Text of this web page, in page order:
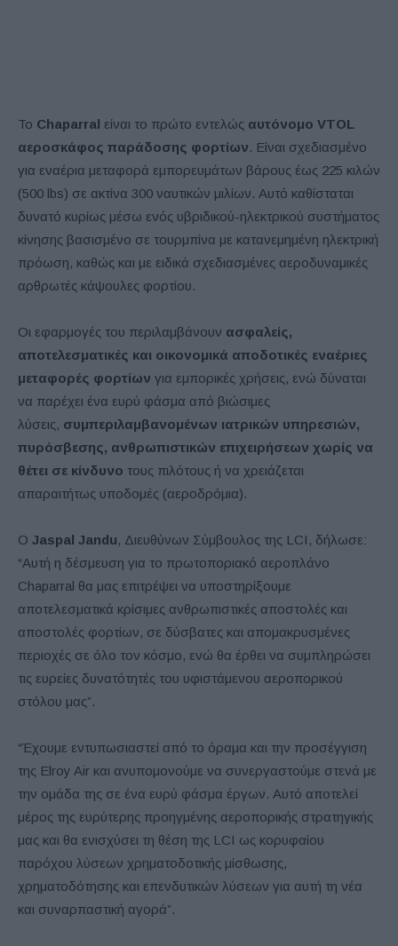
Το Chaparral είναι το πρώτο εντελώς αυτόνομο VTOL
αεροσκάφος παράδοσης φορτίων. Είναι σχεδιασμένο
για εναέρια μεταφορά εμπορευμάτων βάρους έως 225 κιλών
(500 lbs) σε ακτίνα 300 ναυτικών μιλίων. Αυτό καθίσταται
δυνατό κυρίως μέσω ενός υβριδικού-ηλεκτρικού συστήματος
κίνησης βασισμένο σε τουρμπίνα με κατανεμημένη ηλεκτρική
πρόωση, καθώς και με ειδικά σχεδιασμένες αεροδυναμικές
αρθρωτές κάψουλες φορτίου.
Οι εφαρμογές του περιλαμβάνουν ασφαλείς,
αποτελεσματικές και οικονομικά αποδοτικές εναέριες
μεταφορές φορτίων για εμπορικές χρήσεις, ενώ δύναται
να παρέχει ένα ευρύ φάσμα από βιώσιμες
λύσεις, συμπεριλαμβανομένων ιατρικών υπηρεσιών,
πυρόσβεσης, ανθρωπιστικών επιχειρήσεων χωρίς να
θέτει σε κίνδυνο τους πιλότους ή να χρειάζεται
απαραιτήτως υποδομές (αεροδρόμια).
Ο Jaspal Jandu, Διευθύνων Σύμβουλος της LCI, δήλωσε:
“Αυτή η δέσμευση για το πρωτοποριακό αεροπλάνο
Chaparral θα μας επιτρέψει να υποστηρίξουμε
αποτελεσματικά κρίσιμες ανθρωπιστικές αποστολές και
αποστολές φορτίων, σε δύσβατες και απομακρυσμένες
περιοχές σε όλο τον κόσμο, ενώ θα έρθει να συμπληρώσει
τις ευρείες δυνατότητές του υφιστάμενου αεροπορικού
στόλου μας”.
“Έχουμε εντυπωσιαστεί από το όραμα και την προσέγγιση
της Elroy Air και ανυπομονούμε να συνεργαστούμε στενά με
την ομάδα της σε ένα ευρύ φάσμα έργων. Αυτό αποτελεί
μέρος της ευρύτερης προηγμένης αεροπορικής στρατηγικής
μας και θα ενισχύσει τη θέση της LCI ως κορυφαίου
παρόχου λύσεων χρηματοδοτικής μίσθωσης,
χρηματοδότησης και επενδυτικών λύσεων για αυτή τη νέα
και συναρπαστική αγορά”.